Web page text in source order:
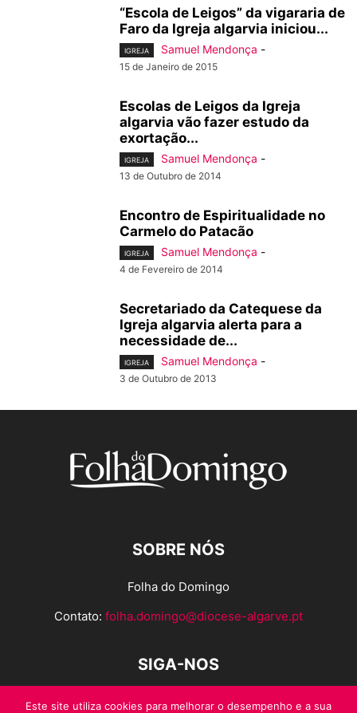
“Escola de Leigos” da vigararia de
Faro da Igreja algarvia iniciou...
IGREJA Samuel Mendonça -
15 de Janeiro de 2015
Escolas de Leigos da Igreja
algarvia vão fazer estudo da
exortação...
IGREJA Samuel Mendonça -
13 de Outubro de 2014
Encontro de Espiritualidade no
Carmelo do Patacão
IGREJA Samuel Mendonça -
4 de Fevereiro de 2014
Secretariado da Catequese da
Igreja algarvia alerta para a
necessidade de...
IGREJA Samuel Mendonça -
3 de Outubro de 2013
SOBRE NÓS
Folha do Domingo
Contato: folha.domingo@diocese-algarve.pt
SIGA-NOS
Este site utiliza cookies para melhorar o desempenho e a sua